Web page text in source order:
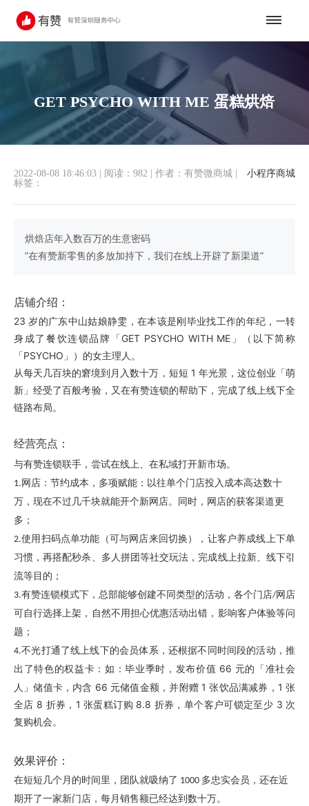
GET PSYCHO WITH ME 蛋糕烘焙
小程序商城
2022-08-08 18:46:03 阅读：982 作者：有赞微商城
标签：
烘焙店年入数百万的生意密码
”在有赞新零售的多放加持下，我们在线上开辟了新渠道”
店铺介绍：
23 岁的广东中山姑娘静雯，在本该是刚毕业找工作的年纪，一转
身成了餐饮连锁品牌「GET PSYCHO WITH ME」（以下简称
「PSYCHO」）的女主理人。
从每天几百块的窘境到月入数十万，短短 1 年光景，这位创业「萌
新」经受了百般考验，又在有赞连锁的帮助下，完成了线上线下全
链路布局。
经营亮点：
与有赞连锁联手，尝试在线上、在私域打开新市场。
1.网店：节约成本，多项赋能 ： 以往单个门店投入成本高达数十
万，现在不过几千块就能开个新网店。同时，网店的获客渠道更
多；
2.使用扫码点单功能（可与网店来回切换），让客户养成线上下单
习惯，再搭配秒杀、多人拼团等社交玩法，完成线上拉新、线下引
流等目的；
3.有赞连锁模式下，总部能够创建不同类型的活动，各个门店/网店
可自行选择上架，自然不用担心优惠活动出错，影响客户体验等问
题；
4.不光打通了线上线下的会员体系，还根据不同时间段的活动，推
出了特色的权益卡： 如：毕业季时，发布价值 66 元的「准社会
人」储值卡，内含 66 元储值金额，并附赠 1 张饮品满减券，1 张
全店 8 折券，1 张蛋糕订购 8.8 折券，单个客户可锁定至少 3 次
复购机会。
效果评价：
在短短几个月的时间里，团队就吸纳了 1000 多忠实会员，还在近
期开了一家新门店，每月销售额已经达到数十万。